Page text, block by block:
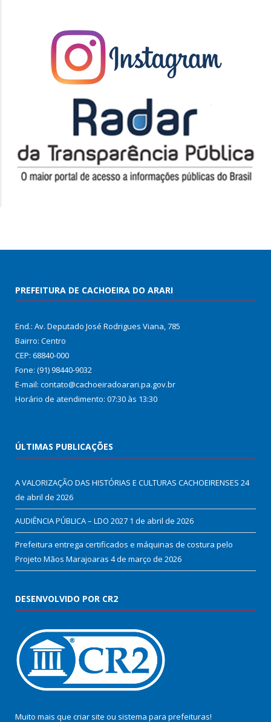
PREFEITURA DE CACHOEIRA DO ARARI
End.: Av. Deputado José Rodrigues Viana, 785
Bairro: Centro
CEP: 68840-000
Fone: (91) 98440-9032
E-mail: contato@cachoeiradoarari.pa.gov.br
Horário de atendimento: 07:30 às 13:30
ÚLTIMAS PUBLICAÇÕES
A VALORIZAÇÃO DAS HISTÓRIAS E CULTURAS CACHOEIRENSES 24
de abril de 2026
AUDIÊNCIA PÚBLICA – LDO 2027 1 de abril de 2026
Prefeitura entrega certificados e máquinas de costura pelo
Projeto Mãos Marajoaras 4 de março de 2026
DESENVOLVIDO POR CR2
Muito mais que criar site ou sistema para prefeituras!